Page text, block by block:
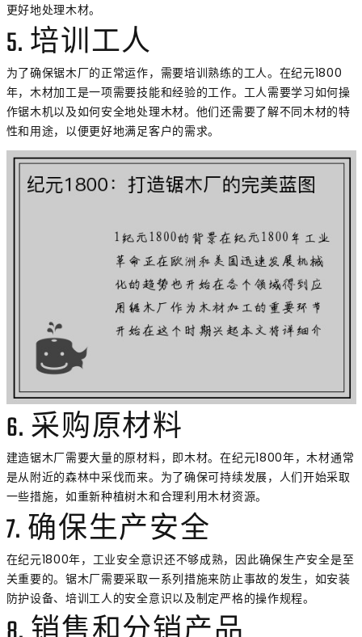
更好地处理木材。
5. 培训工人
为了确保锯木厂的正常运作，需要培训熟练的工人。在纪元1800
年，木材加工是一项需要技能和经验的工作。工人需要学习如何操
作锯木机以及如何安全地处理木材。他们还需要了解不同木材的特
性和用途，以便更好地满足客户的需求。
6. 采购原材料
建造锯木厂需要大量的原材料，即木材。在纪元1800年，木材通常
是从附近的森林中采伐而来。为了确保可持续发展，人们开始采取
一些措施，如重新种植树木和合理利用木材资源。
7. 确保生产安全
在纪元1800年，工业安全意识还不够成熟，因此确保生产安全是至
关重要的。锯木厂需要采取一系列措施来防止事故的发生，如安装
防护设备、培训工人的安全意识以及制定严格的操作规程。